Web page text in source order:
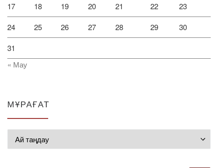
17 18 19 20 21 22 23
24 25 26 27 28 29 30
31
« Мау
МҰРАҒАТ